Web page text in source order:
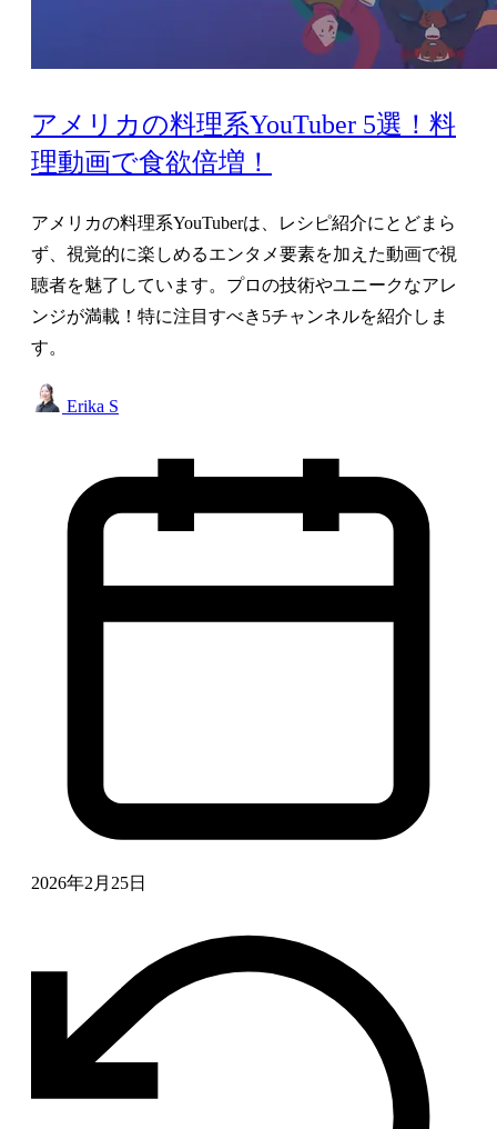
アメリカの料理系YouTuber 5選！料
理動画で食欲倍増！
アメリカの料理系YouTuberは、レシピ紹介にとどまら
ず、視覚的に楽しめるエンタメ要素を加えた動画で視
聴者を魅了しています。プロの技術やユニークなアレ
ンジが満載！特に注目すべき5チャンネルを紹介しま
す。
Erika S
2026年2月25日